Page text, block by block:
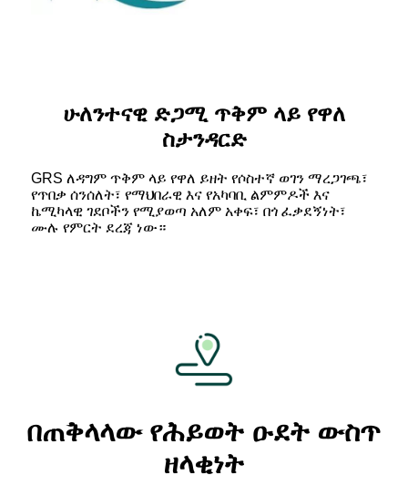
ሁለንተናዊ ድጋሚ ጥቅም ላይ የዋለ
ስታንዳርድ
GRS ለዳግም ጥቅም ላይ የዋለ ይዘት የሶስተኛ ወገን ማረጋገጫ፣
የጥበቃ ሰንሰለት፣ የማህበራዊ እና የአካባቢ ልምምዶች እና
ኬሚካላዊ ገደቦችን የሚያወጣ አለም አቀፍ፣ በጎ ፈቃደኝነት፣
ሙሉ የምርት ደረጃ ነው።
በጠቅላላው የሕይወት ዑደት ውስጥ
ዘላቂነት